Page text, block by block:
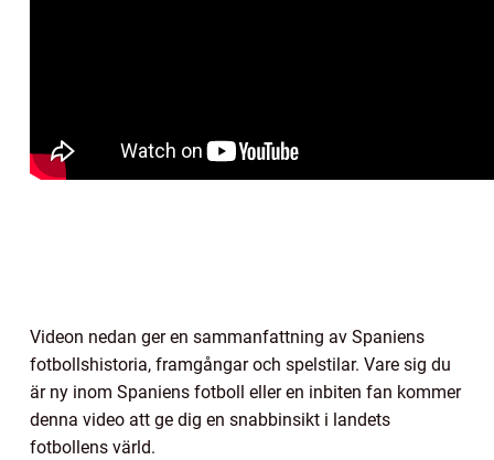
Videon nedan ger en sammanfattning av Spaniens
fotbollshistoria, framgångar och spelstilar. Vare sig du
är ny inom Spaniens fotboll eller en inbiten fan kommer
denna video att ge dig en snabbinsikt i landets
fotbollens värld.